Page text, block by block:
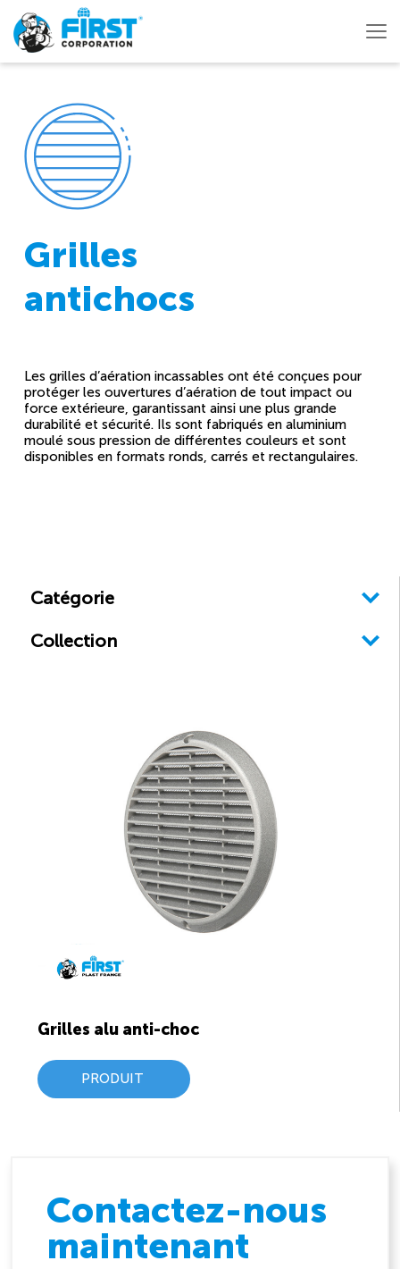
Grilles
antichocs
Les grilles d’aération incassables ont été conçues pour
protéger les ouvertures d’aération de tout impact ou
force extérieure, garantissant ainsi une plus grande
durabilité et sécurité. Ils sont fabriqués en aluminium
moulé sous pression de différentes couleurs et sont
disponibles en formats ronds, carrés et rectangulaires.
Grilles alu anti-choc
PRODUIT
Contactez-nous
maintenant